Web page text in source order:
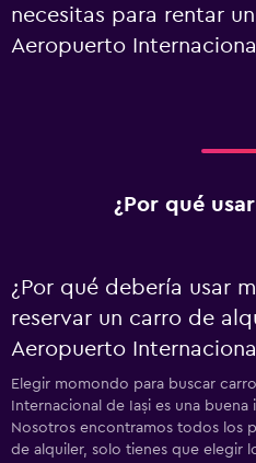
necesitas para rentar
Aeropuerto
¿Por qué
¿Por qué debería usar
reservar un carro de
Aeropuerto
Elegir momondo para buscar
Internacional de Iași es una
Nosotros encontramos todos los
de alquiler, solo tienes que elegir